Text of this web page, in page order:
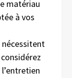
matériau
à vos